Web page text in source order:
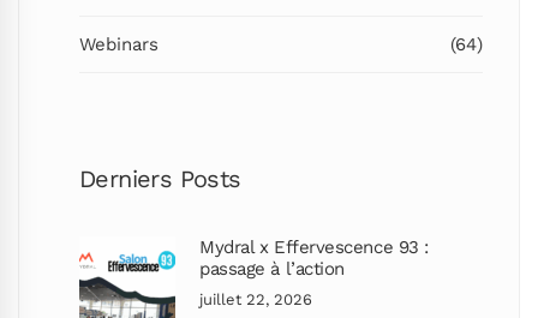
Webinars (64)
Derniers Posts
Mydral x Effervescence 93 :
passage à l’action
juillet 22, 2026